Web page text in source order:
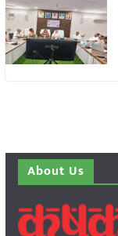
About Us